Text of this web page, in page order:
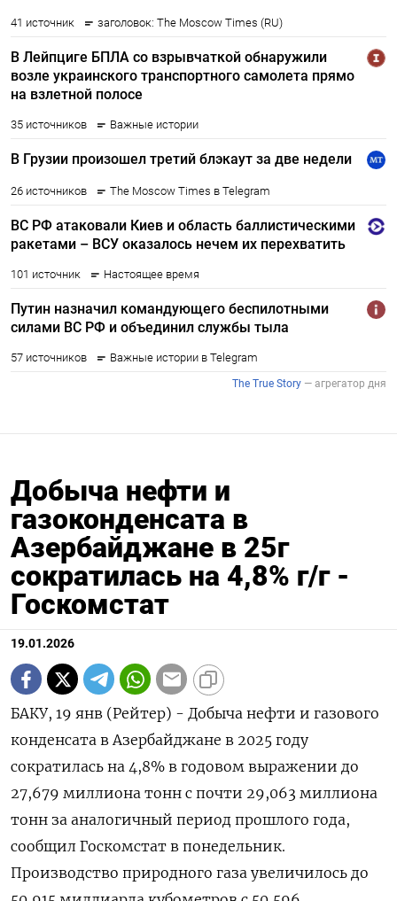
Добыча нефти и
газоконденсата в
Азербайджане в 25г
сократилась на 4,8% г/г -
Госкомстат
19.01.2026
БАКУ, 19 янв (Рейтер) - Добыча нефти и газового
конденсата ⁠в Азербайджане в 2025 году
сократилась на 4,8% ⁠в годовом выражении ​до
27,⁠679 миллиона тонн с ⁠почти 29,063 миллиона
тонн за ‌аналогичный период ‍прошлого года,
сообщил Госкомстат в ‌понедельник.
Производство природного газа ​увеличилось до